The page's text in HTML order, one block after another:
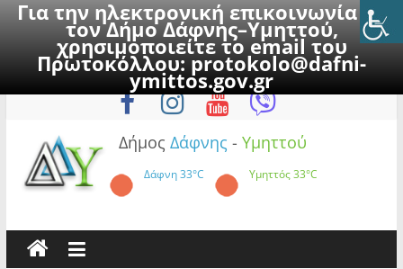
Για την ηλεκτρονική επικοινωνία με
τον Δήμο Δάφνης–Υμηττού,
χρησιμοποιείτε το email του
Πρωτοκόλλου:protokolo@dafni-
ymittos.gov.gr
to
Δευτέρα, 10 Αυγούστου 2026
Δήμος Δάφνης - Υμηττού
Δάφνη33°C Υμηττός33°C